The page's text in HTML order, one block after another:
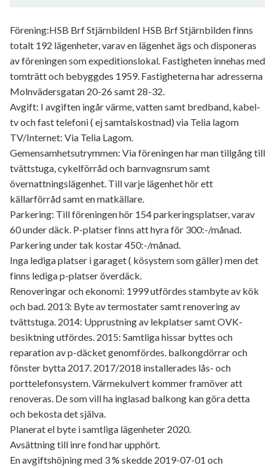
Förening:HSB Brf StjärnbildenI HSB Brf Stjärnbilden finns
totalt 192 lägenheter, varav en lägenhet ägs och disponeras
av föreningen som expeditionslokal. Fastigheten innehas med
tomträtt och bebyggdes 1959. Fastigheterna har adresserna
Molnvädersgatan 20-26 samt 28-32.
Avgift: I avgiften ingår värme, vatten samt bredband, kabel-
tv och fast telefoni ( ej samtalskostnad) via Telia lagom
TV/Internet: Via Telia Lagom.
Gemensamhetsutrymmen: Via föreningen har man tillgång till
tvättstuga, cykelförråd och barnvagnsrum samt
övernattningslägenhet. Till varje lägenhet hör ett
källarförråd samt en matkällare.
Parkering: Till föreningen hör 154 parkeringsplatser, varav
60 under däck. P-platser finns att hyra för 300:-/månad.
Parkering under tak kostar 450:-/månad.
Inga lediga platser i garaget ( kösystem som gäller) men det
finns lediga p-platser överdäck.
Renoveringar och ekonomi: 1999 utfördes stambyte av kök
och bad. 2013: Byte av termostater samt renovering av
tvättstuga. 2014: Upprustning av lekplatser samt OVK-
besiktning utfördes. 2015: Samtliga hissar byttes och
reparation av p-däcket genomfördes. balkongdörrar och
fönster bytta 2017. 2017/2018 installerades lås- och
porttelefonsystem. Värmekulvert kommer framöver att
renoveras. De som vill ha inglasad balkong kan göra detta
och bekosta det själva.
Planerat el byte i samtliga lägenheter 2020.
Avsättning till inre fond har upphört.
En avgiftshöjning med 3 % skedde 2019-07-01 och